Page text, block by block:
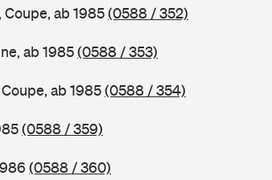
ab 1985(0588 / 352)
ab 1985(0588 / 353)
ab 1985(0588 / 354)
(0588 / 359)
(0588 / 360)